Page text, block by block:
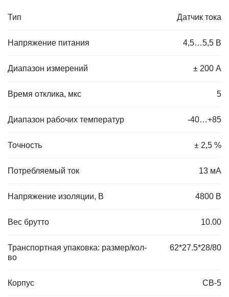
Тип Датчик тока
Напряжение питания 4,5…5,5 В
Диапазон измерений ± 200 А
Время отклика, мкс 5
Диапазон рабочих температур -40…+85
Точность ± 2,5 %
Потребляемый ток 13 мА
Напряжение изоляции, В 4800 В
Вес брутто 10.00
Транспортная упаковка: размер/кол-
во
62*27.5*28/80
Корпус CB-5